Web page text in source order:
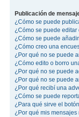
Publicación de
¿Cómo se puede
¿Cómo se puede
¿Cómo se puede
¿Cómo creo una
¿Por qué no se puede
¿Cómo edito o borro
¿Por qué no se puede
¿Por qué no se puede
¿Por qué recibí una
¿Cómo se puede
¿Para qué sirve el
¿Por qué mis